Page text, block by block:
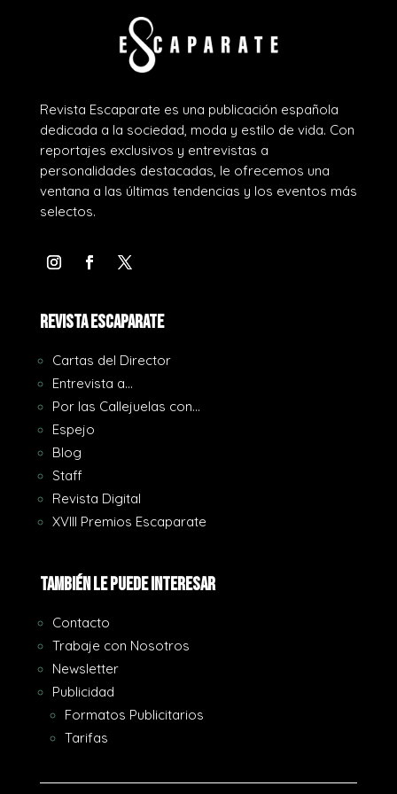
Revista Escaparate es una publicación española
dedicada a la sociedad, moda y estilo de vida. Con
reportajes exclusivos y entrevistas a
personalidades destacadas, le ofrecemos una
ventana a las últimas tendencias y los eventos más
selectos.
REVISTA ESCAPARATE
Cartas del Director
Entrevista a…
Por las Callejuelas con…
Espejo
Blog
Staff
Revista Digital
XVIII Premios Escaparate
También le puede interesar
Contacto
Trabaje con Nosotros
Newsletter
Publicidad
Formatos Publicitarios
Tarifas